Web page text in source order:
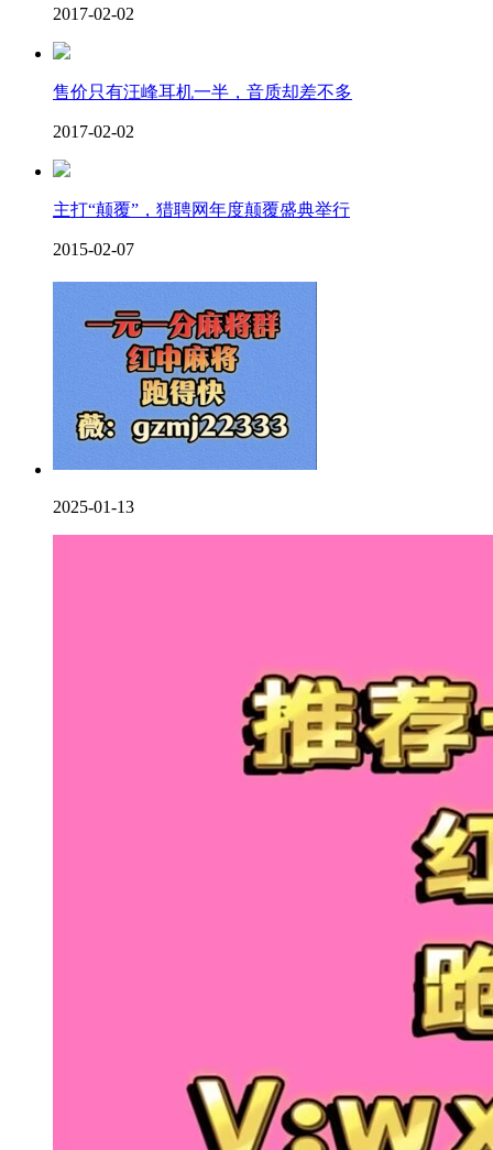
2017-02-02
售价只有汪峰耳机一半，音质却差不多
2017-02-02
主打“颠覆”，猎聘网年度颠覆盛典举行
2015-02-07
2025-01-13